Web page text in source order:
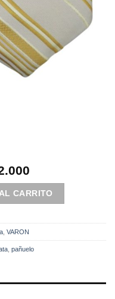
precio
actual
es:
$52.000.
Diseño cantidad
CARRITO
VARON
pañuelo